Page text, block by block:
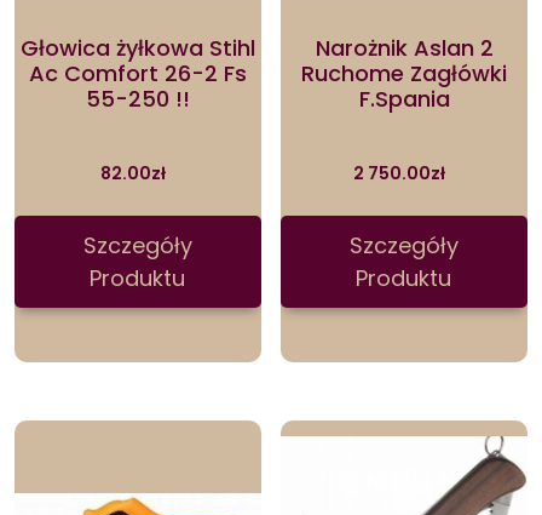
Głowica żyłkowa Stihl
Ac Comfort 26-2 Fs
55-250 !!
82.00zł
Szczegóły
Produktu
Narożnik Aslan 2
Ruchome Zagłówki
F.Spania
2 750.00zł
Szczegóły
Produktu